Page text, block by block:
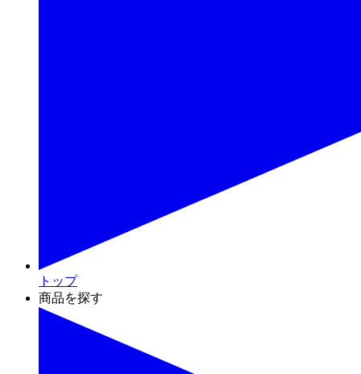
トップ
商品を探す